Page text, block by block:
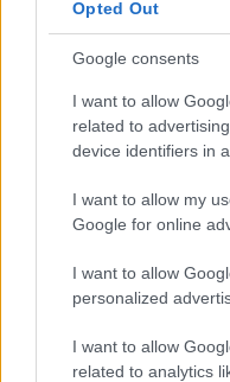
Opted Out
Google consents
I want to allow
related to
device identifiers in
I want to allow my
Google for online
I want to allow
personalized
I want to allow
related to analytics
d) A
6) Mi az alapja
felelősségének
a) Az
b) A
c) A Német
d) A